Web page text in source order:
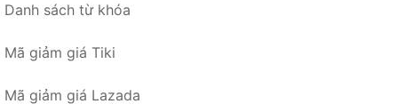
Danh sách từ khóa
Mã giảm giá Tiki
Mã giảm giá Lazada